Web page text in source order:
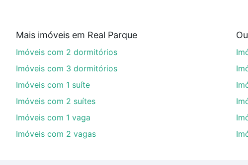
Qual o preço de Imóveis com 3 vagas à venda em
Aqui na Loft temos a oferta ideal para você, com Imóveis
financiamento imobiliário as parcelas podem se adequar ao
portal quanto custa comprar um apartamento e conte com
Mais imóveis em Real Parque
Imóveis com 2 dormitórios
Imóveis com 3 dormitórios
Imóveis com 1 suíte
Imóveis com 2 suítes
Imóveis com 1 vaga
Imóveis com 2 vagas